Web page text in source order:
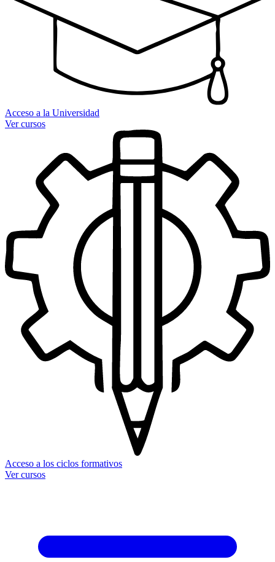
Acceso a la Universidad
Ver cursos
Acceso a los ciclos formativos
Ver cursos